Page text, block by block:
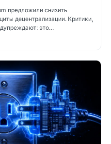
предложили снизить
децентрализации. Критики,
это…